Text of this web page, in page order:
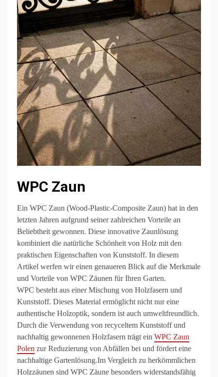
WPC Zaun
Ein WPC Zaun (Wood-Plastic-Composite Zaun) hat in den
letzten Jahren aufgrund seiner zahlreichen Vorteile an
Beliebtheit gewonnen. Diese innovative Zaunlösung
kombiniert die natürliche Schönheit von Holz mit den
praktischen Eigenschaften von Kunststoff. In diesem
Artikel werfen wir einen genaueren Blick auf die Merkmale
und Vorteile von WPC Zäunen für Ihren Garten.
WPC besteht aus einer Mischung von Holzfasern und
Kunststoff. Dieses Material ermöglicht nicht nur eine
authentische Holzoptik, sondern ist auch umweltfreundlich.
Durch die Verwendung von recyceltem Kunststoff und
nachhaltig gewonnenen Holzfasern trägt ein WPC Zaun
Polen zur Reduzierung von Abfällen bei und fördert eine
nachhaltige Gartenlösung.Im Vergleich zu herkömmlichen
Holzzäunen sind WPC Zäune besonders widerstandsfähig